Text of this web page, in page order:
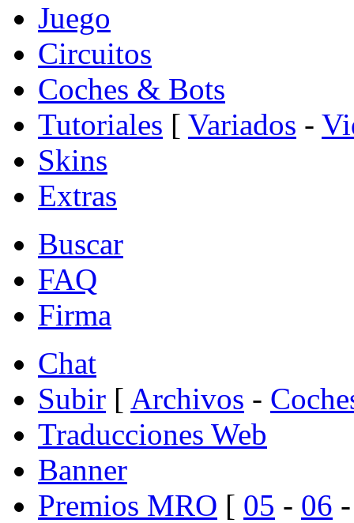
Juego
Circuitos
Coches & Bots
Tutoriales [ Variados -
Skins
Extras
Buscar
FAQ
Firma
Chat
Subir [ Archivos -
Traducciones Web
Banner
Premios MRO [ 05 - 06